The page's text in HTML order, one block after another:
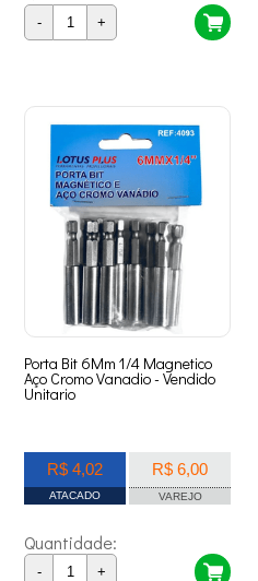
- +
Porta Bit 6Mm 1/4 Magnetico
Aço Cromo Vanadio - Vendido
Unitario
R$ 4,02
ATACADO
R$ 6,00
VAREJO
Quantidade:
- +